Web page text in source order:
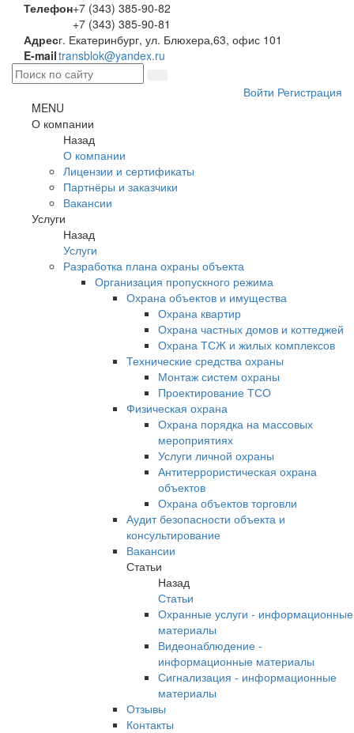
Телефон+7 (343) 385-90-82
+7 (343) 385-90-81
Адресг. Екатеринбург, ул. Блюхера,63, офис 101
E-mailtransblok@yandex.ru
Войти Регистрация
MENU
О компании
Назад
О компании
Лицензии и сертификаты
Партнёры и заказчики
Вакансии
Услуги
Назад
Услуги
Разработка плана охраны объекта
Организация пропускного режима
Охрана объектов и имущества
Охрана квартир
Охрана частных домов и коттеджей
Охрана ТСЖ и жилых комплексов
Технические средства охраны
Монтаж систем охраны
Проектирование ТСО
Физическая охрана
Охрана порядка на массовых
мероприятиях
Услуги личной охраны
Антитеррористическая охрана
объектов
Охрана объектов торговли
Аудит безопасности объекта и
консультирование
Вакансии
Статьи
Назад
Статьи
Охранные услуги - информационные
материалы
Видеонаблюдение -
информационные материалы
Сигнализация - информационные
материалы
Отзывы
Контакты